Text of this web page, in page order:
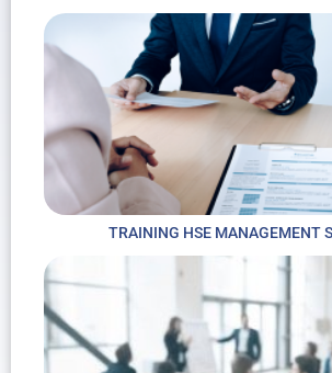
TRAINING HSE MANAGEMENT